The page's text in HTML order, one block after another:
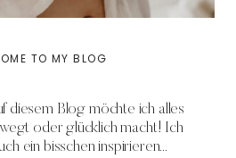
TO MY BLOG
diesem Blog möchte ich alles
oder glücklich macht! Ich
ein bisschen inspirieren...